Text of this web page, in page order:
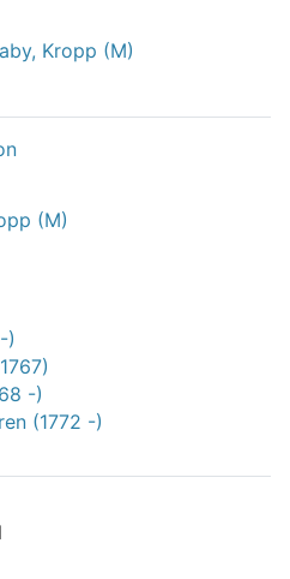
Kropp (M)
(M)
)
-)
(1772 -)